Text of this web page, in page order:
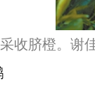
收脐橙。谢